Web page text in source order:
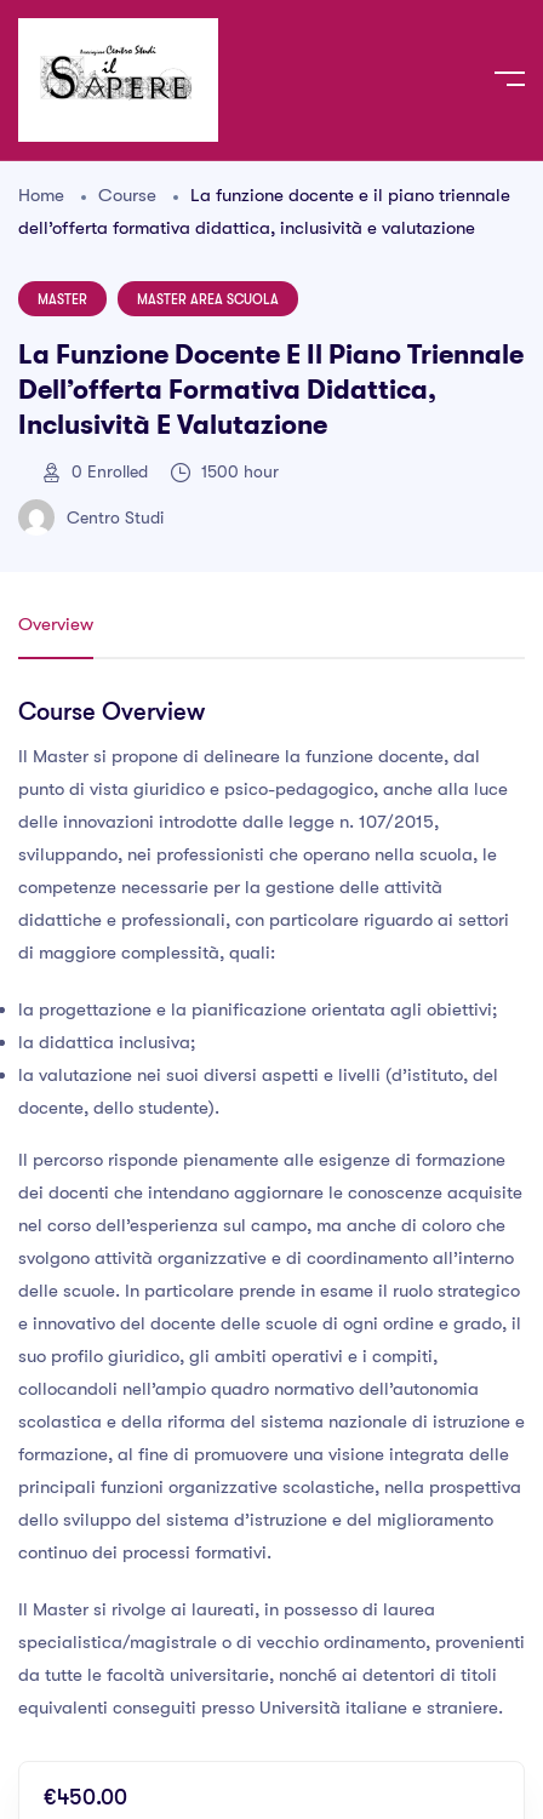
Home Course
La funzione docente e il piano triennale
dell’offerta formativa didattica, inclusività e valutazione
MASTER MASTER AREA SCUOLA
La Funzione Docente E Il Piano Triennale
Dell’offerta Formativa Didattica,
Inclusività E Valutazione
0 Enrolled 1500 hour
Centro Studi
Overview
Course Overview
Il Master si propone di delineare la funzione docente, dal
punto di vista giuridico e psico-pedagogico, anche alla luce
delle innovazioni introdotte dalle legge n. 107/2015,
sviluppando, nei professionisti che operano nella scuola, le
competenze necessarie per la gestione delle attività
didattiche e professionali, con particolare riguardo ai settori
di maggiore complessità, quali:
la progettazione e la pianificazione orientata agli obiettivi;
la didattica inclusiva;
la valutazione nei suoi diversi aspetti e livelli (d’istituto, del
docente, dello studente).
Il percorso risponde pienamente alle esigenze di formazione
dei docenti che intendano aggiornare le conoscenze acquisite
nel corso dell’esperienza sul campo, ma anche di coloro che
svolgono attività organizzative e di coordinamento all’interno
delle scuole. In particolare prende in esame il ruolo strategico
e innovativo del docente delle scuole di ogni ordine e grado, il
suo profilo giuridico, gli ambiti operativi e i compiti,
collocandoli nell’ampio quadro normativo dell’autonomia
scolastica e della riforma del sistema nazionale di istruzione e
formazione, al fine di promuovere una visione integrata delle
principali funzioni organizzative scolastiche, nella prospettiva
dello sviluppo del sistema d’istruzione e del miglioramento
continuo dei processi formativi.
Il Master si rivolge ai laureati, in possesso di laurea
specialistica/magistrale o di vecchio ordinamento, provenienti
da tutte le facoltà universitarie, nonché ai detentori di titoli
equivalenti conseguiti presso Università italiane e straniere.
€450.00